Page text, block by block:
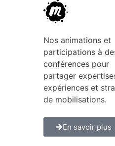
Nos animations et
participations à
conférences pour
partager
expériences et
de mobilisations.
En savoir plus